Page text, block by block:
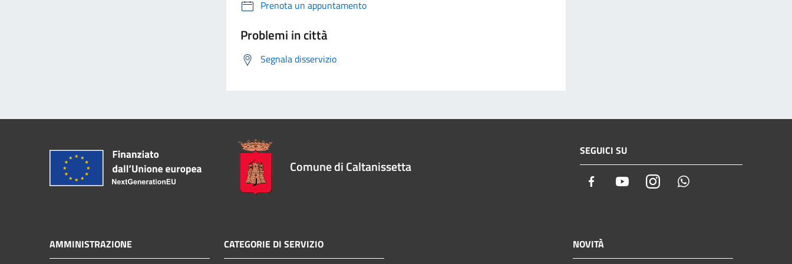
Prenota un appuntamento
Problemi in città
Segnala disservizio
Comune di Caltanissetta
SEGUICI SU
Facebook YoutubeInstagram
AMMINISTRAZIONE CATEGORIE DI SERVIZIO NOVITÀ